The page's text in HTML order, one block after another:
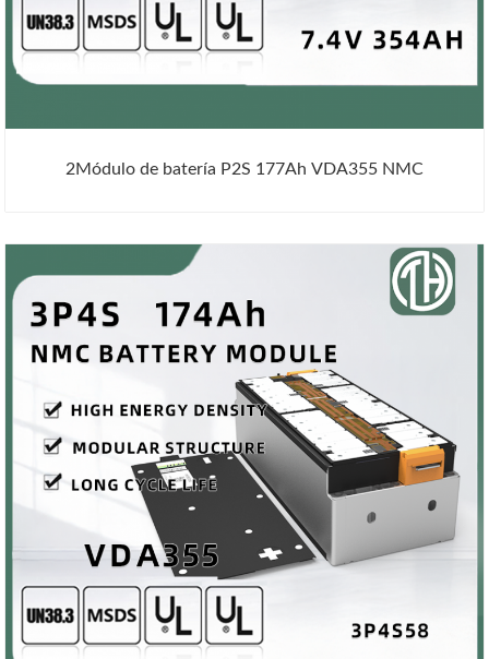
2Módulo de batería P2S 177Ah VDA355 NMC